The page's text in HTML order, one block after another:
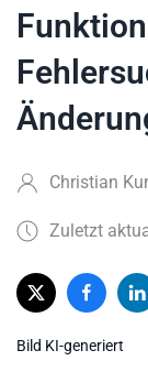
Christian
Zuletzt
Bild KI-generiert